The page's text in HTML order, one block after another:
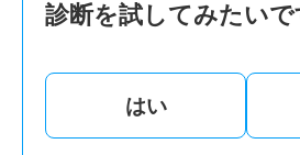
診断を試してみたいで
はい